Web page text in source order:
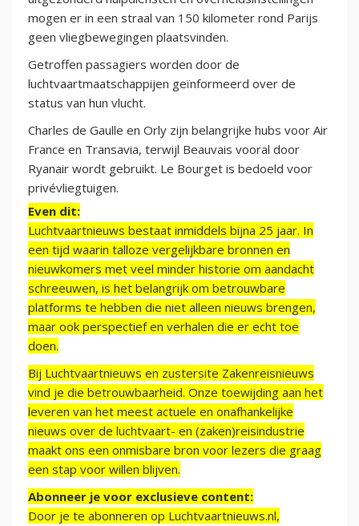
mogen er in een straal van 150 kilometer rond Parijs
geen vliegbewegingen plaatsvinden.
Getroffen passagiers worden door de
luchtvaartmaatschappijen geïnformeerd over de
status van hun vlucht.
Charles de Gaulle en Orly zijn belangrijke hubs voor Air
France en Transavia, terwijl Beauvais vooral door
Ryanair wordt gebruikt. Le Bourget is bedoeld voor
privévliegtuigen.
Even dit:
Luchtvaartnieuws bestaat inmiddels bijna 25 jaar. In
een tijd waarin talloze vergelijkbare bronnen en
nieuwkomers met veel minder historie om aandacht
schreeuwen, is het belangrijk om betrouwbare
platforms te hebben die niet alleen nieuws brengen,
maar ook perspectief en verhalen die er echt toe
doen.
Bij Luchtvaartnieuws en zustersite Zakenreisnieuws
vind je die betrouwbaarheid. Onze toewijding aan het
leveren van het meest actuele en onafhankelijke
nieuws over de luchtvaart- en (zaken)reisindustrie
maakt ons een onmisbare bron voor lezers die graag
een stap voor willen blijven.
Abonneer je voor exclusieve content:
Door je te abonneren op Luchtvaartnieuws.nl,